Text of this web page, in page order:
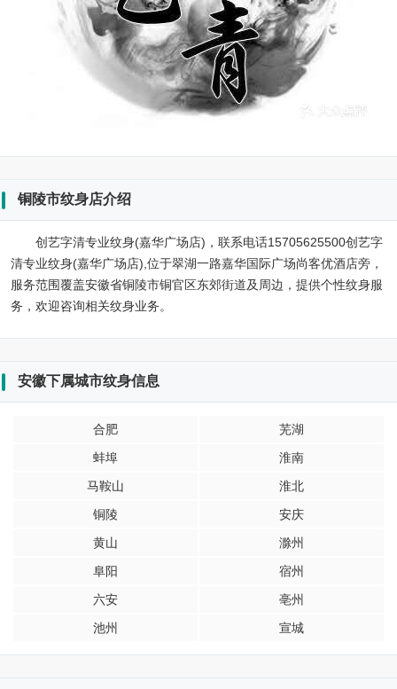
铜陵市纹身店介绍
创艺字清专业纹身(嘉华广场店)，联系电话15705625500创艺字
清专业纹身(嘉华广场店),位于翠湖一路嘉华国际广场尚客优酒店旁，
服务范围覆盖安徽省铜陵市铜官区东郊街道及周边，提供个性纹身服
务，欢迎咨询相关纹身业务。
安徽下属城市纹身信息
合肥
芜湖
蚌埠
淮南
马鞍山
淮北
铜陵
安庆
黄山
滁州
阜阳
宿州
六安
亳州
池州
宣城